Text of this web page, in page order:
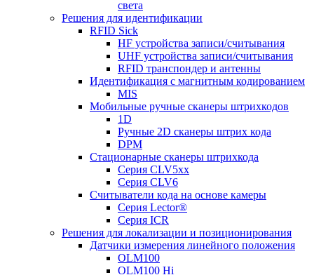
света
Решения для идентификации
RFID Sick
HF устройства записи/считывания
UHF устройства записи/считывания
RFID транспондер и антенны
Идентификация с магнитным кодированием
MIS
Мобильные ручные сканеры штрихкодов
1D
Ручные 2D сканеры штрих кода
DPM
Стационарные сканеры штрихкода
Серия CLV5xx
Серия CLV6
Считыватели кода на основе камеры
Серия Lector®
Серия ICR
Решения для локализации и позиционирования
Датчики измерения линейного положения
OLM100
OLM100 Hi